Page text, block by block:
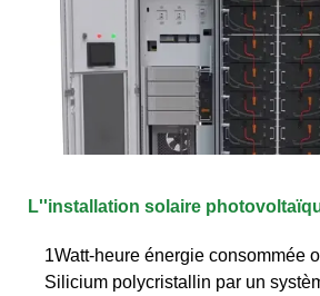
L''installation solaire
1Watt-heure énergie consommée
Silicium polycristallin par un